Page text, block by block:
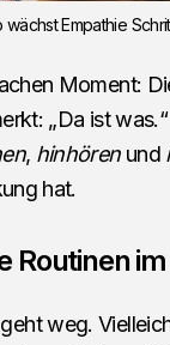
Empathie
Moment:
„Da ist
, hinhörenund
hat.
Routinen
weg.